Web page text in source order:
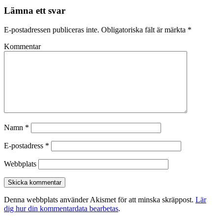
Lämna ett svar
E-postadressen publiceras inte. Obligatoriska fält är märkta *
Kommentar
Namn *
E-postadress *
Webbplats
Denna webbplats använder Akismet för att minska skräppost. Lär
dig hur din kommentardata bearbetas.